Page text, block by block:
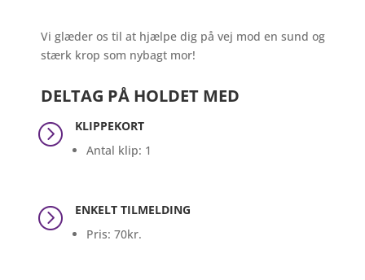
Vi glæder os til at hjælpe dig på vej mod en sund og
stærk krop som nybagt mor!
DELTAG PÅ HOLDET MED
=
KLIPPEKORT
Antal klip: 1
=
ENKELT TILMELDING
Pris: 70kr.